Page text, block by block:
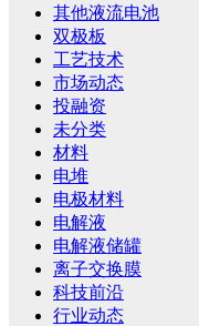
其他液流电池
双极板
工艺技术
市场动态
投融资
未分类
材料
电堆
电极材料
电解液
电解液储罐
离子交换膜
科技前沿
行业动态